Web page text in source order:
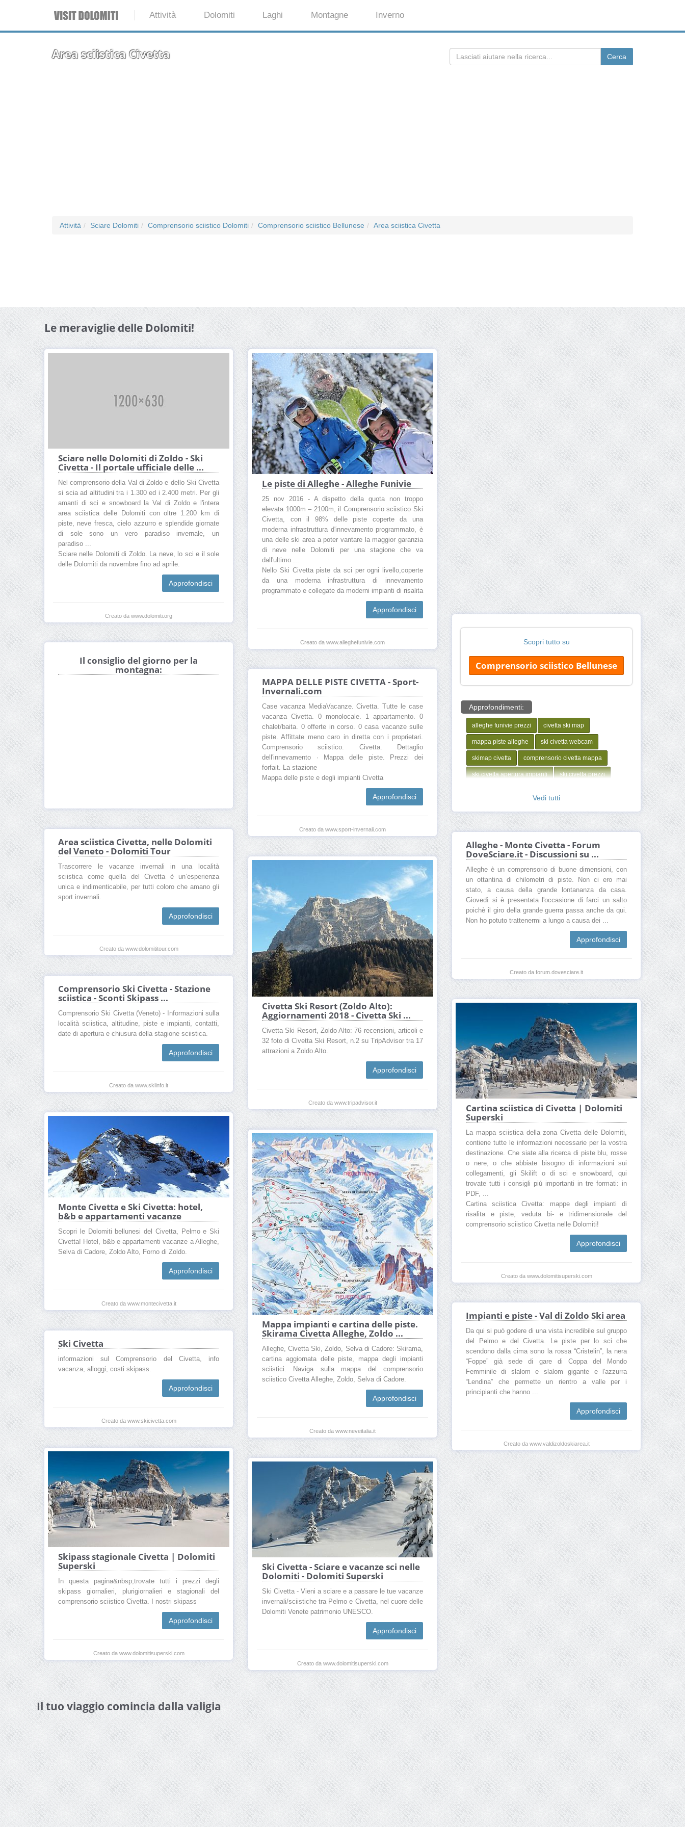
Attività Dolomiti Laghi Montagne Inverno
Area sciistica Civetta
Attività Sciare Dolomiti Comprensorio sciistico Dolomiti Comprensorio sciistico Bellunese Area sciistica Civetta
Le meraviglie delle Dolomiti!
Sciare nelle Dolomiti di Zoldo - Ski
Civetta - Il portale ufficiale delle ...
Nel comprensorio della Val di Zoldo e dello Ski Civetta
si scia ad altitudini tra i 1.300 ed i 2.400 metri. Per gli
amanti di sci e snowboard la Val di Zoldo e l'intera
area sciistica delle Dolomiti con oltre 1.200 km di
piste, neve fresca, cielo azzurro e splendide giornate
di sole sono un vero paradiso invernale, un
paradiso ...
Sciare nelle Dolomiti di Zoldo. La neve, lo sci e il sole
delle Dolomiti da novembre fino ad aprile.
Approfondisci
Creato da www.dolomiti.org
Le piste di Alleghe - Alleghe Funivie
25 nov 2016 - A dispetto della quota non troppo
elevata 1000m – 2100m, il Comprensorio sciistico Ski
Civetta, con il 98% delle piste coperte da una
moderna infrastruttura d'innevamento programmato, è
una delle ski area a poter vantare la maggior garanzia
di neve nelle Dolomiti per una stagione che va
dall'ultimo ...
Nello Ski Civetta piste da sci per ogni livello,coperte
da una moderna infrastruttura di innevamento
programmato e collegate da moderni impianti di risalita
Approfondisci
Creato da www.alleghefunivie.com Scopri tutto su
Comprensorio sciistico Bellunese
Approfondimenti:
alleghe funivie prezzi civetta ski map
mappa piste alleghe ski civetta webcam
skimap civetta comprensorio civetta mappa
ski civetta apertura impianti ski civetta prezzi
Corso sci Area sciistica Civetta
Webcam Area sciistica Civetta
Skipass Area sciistica Civetta
Meteo Area sciistica Civetta
Cartina Area sciistica Civetta
Prezzi Area sciistica Civetta
Quanta neve c'è a Area sciistica Civetta
Vedi tutti
Il consiglio del giorno per la
montagna:
MAPPA DELLE PISTE CIVETTA - Sport-
Invernali.com
Case vacanza MediaVacanze. Civetta. Tutte le case
vacanza Civetta. 0 monolocale. 1 appartamento. 0
chalet/baita. 0 offerte in corso. 0 casa vacanze sulle
piste. Affittate meno caro in diretta con i proprietari.
Comprensorio sciistico. Civetta. Dettaglio
dell'innevamento · Mappa delle piste. Prezzi dei
forfait. La stazione
Mappa delle piste e degli impianti Civetta
Approfondisci
Creato da www.sport-invernali.com
Area sciistica Civetta, nelle Dolomiti
del Veneto - Dolomiti Tour
Trascorrere le vacanze invernali in una località
sciistica come quella del Civetta è un’esperienza
unica e indimenticabile, per tutti coloro che amano gli
sport invernali.
Approfondisci
Creato da www.dolomititour.com
Alleghe - Monte Civetta - Forum
DoveSciare.it - Discussioni su ...
Alleghe è un comprensorio di buone dimensioni, con
un ottantina di chilometri di piste. Non ci ero mai
stato, a causa della grande lontananza da casa.
Giovedì si è presentata l'occasione di farci un salto
poichè il giro della grande guerra passa anche da qui.
Non ho potuto trattenermi a lungo a causa dei ...
Approfondisci
Creato da forum.dovesciare.it
Civetta Ski Resort (Zoldo Alto):
Aggiornamenti 2018 - Civetta Ski ...
Civetta Ski Resort, Zoldo Alto: 76 recensioni, articoli e
32 foto di Civetta Ski Resort, n.2 su TripAdvisor tra 17
attrazioni a Zoldo Alto.
Approfondisci
Creato da www.tripadvisor.it
Comprensorio Ski Civetta - Stazione
sciistica - Sconti Skipass ...
Comprensorio Ski Civetta (Veneto) - Informazioni sulla
località sciistica, altitudine, piste e impianti, contatti,
date di apertura e chiusura della stagione sciistica.
Approfondisci
Creato da www.skiinfo.it
Cartina sciistica di Civetta | Dolomiti
Superski
La mappa sciistica della zona Civetta delle Dolomiti,
contiene tutte le informazioni necessarie per la vostra
destinazione. Che siate alla ricerca di piste blu, rosse
o nere, o che abbiate bisogno di informazioni sui
collegamenti, gli Skilift o di sci e snowboard, qui
trovate tutti i consigli piú importanti in tre formati: in
PDF, ...
Cartina sciistica Civetta: mappe degli impianti di
risalita e piste, veduta bi- e tridimensionale del
comprensorio sciistico Civetta nelle Dolomiti!
Approfondisci
Creato da www.dolomitisuperski.com
Monte Civetta e Ski Civetta: hotel,
b&b e appartamenti vacanze
Scopri le Dolomiti bellunesi del Civetta, Pelmo e Ski
Civetta! Hotel, b&b e appartamenti vacanze a Alleghe,
Selva di Cadore, Zoldo Alto, Forno di Zoldo.
Approfondisci
Creato da www.montecivetta.it
Mappa impianti e cartina delle piste.
Skirama Civetta Alleghe, Zoldo ...
Alleghe, Civetta Ski, Zoldo, Selva di Cadore: Skirama,
cartina aggiornata delle piste, mappa degli impianti
sciistici. Naviga sulla mappa del comprensorio
sciistico Civetta Alleghe, Zoldo, Selva di Cadore.
Approfondisci
Creato da www.neveitalia.it
Impianti e piste - Val di Zoldo Ski area
Da qui si può godere di una vista incredibile sul gruppo
del Pelmo e del Civetta. Le piste per lo sci che
scendono dalla cima sono la rossa “Cristelin”, la nera
“Foppe” già sede di gare di Coppa del Mondo
Femminile di slalom e slalom gigante e l'azzurra
“Lendina” che permette un rientro a valle per i
principianti che hanno ...
Approfondisci
Creato da www.valdizoldoskiarea.it
Ski Civetta
informazioni sul Comprensorio del Civetta, info
vacanza, alloggi, costi skipass.
Approfondisci
Creato da www.skicivetta.com
Skipass stagionale Civetta | Dolomiti
Superski
In questa pagina&nbsp;trovate tutti i prezzi degli
skipass giornalieri, plurigiornalieri e stagionali del
comprensorio sciistico Civetta. I nostri skipass
Approfondisci
Creato da www.dolomitisuperski.com
Ski Civetta - Sciare e vacanze sci nelle
Dolomiti - Dolomiti Superski
Ski Civetta - Vieni a sciare e a passare le tue vacanze
invernali/sciistiche tra Pelmo e Civetta, nel cuore delle
Dolomiti Venete patrimonio UNESCO.
Approfondisci
Creato da www.dolomitisuperski.com
Il tuo viaggio comincia dalla valigia